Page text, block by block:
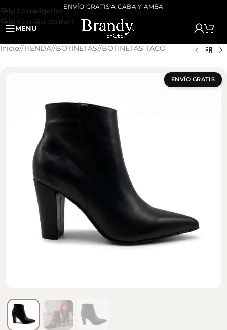
Skip to navigation
Skip to main content
ENVÍO GRATIS A CABA Y AMBA
MENU
Inicio/ TIENDA/ BOTINETAS/ BOTINETAS TACO
ENVÍO GRATIS